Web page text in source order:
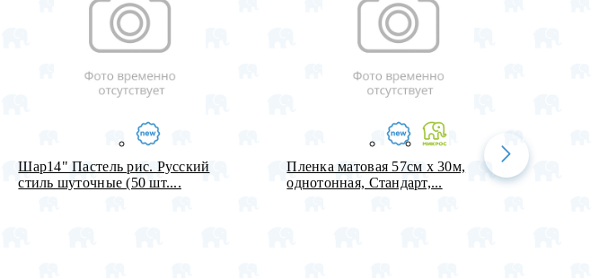
Шар14" Пастель рис. Русский
стиль шуточные (50 шт....
Пленка матовая 57см х 30м,
однотонная, Стандарт,...